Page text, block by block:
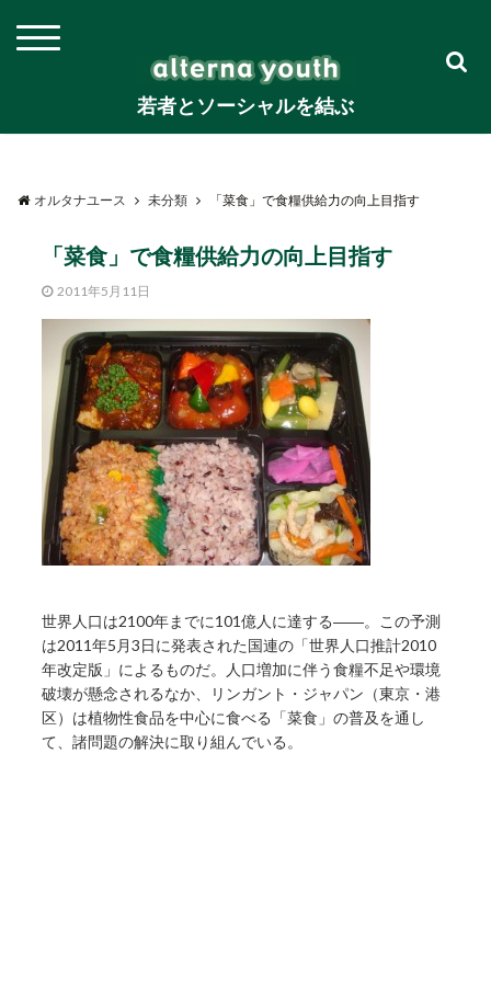
若者とソーシャルを結ぶ
オルタナユース 未分類 「菜食」で食糧供給力の向上目指す
「菜食」で食糧供給力の向上目指す
2011年5月11日
世界人口は2100年までに101億人に達する――。この予測
は2011年5月3日に発表された国連の「世界人口推計2010
年改定版」によるものだ。人口増加に伴う食糧不足や環境
破壊が懸念されるなか、リンガント・ジャパン（東京・港
区）は植物性食品を中心に食べる「菜食」の普及を通し
て、諸問題の解決に取り組んでいる。